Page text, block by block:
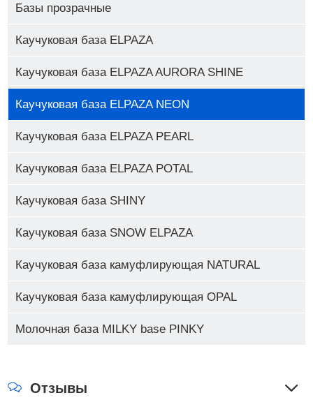
Базы прозрачные
Каучуковая база ELPAZA
Каучуковая база ELPAZA AURORA SHINE
Каучуковая база ELPAZA NEON
Каучуковая база ELPAZA PEARL
Каучуковая база ELPAZA POTAL
Каучуковая база SHINY
Каучуковая база SNOW ELPAZA
Каучуковая база камуфлирующая NATURAL
Каучуковая база камуфлирующая OPAL
Молочная база MILKY base PINKY
Отзывы